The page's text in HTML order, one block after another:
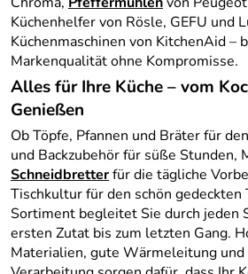
Küchenhelfer von Rösle, GEFU und
Küchenmaschinen von KitchenAid –
Markenqualität ohne Kompromisse.
Alles für Ihre Küche – vom
Genießen
Ob Töpfe, Pfannen und Bräter für
und Backzubehör für süße Stunden,
Schneidbretterfür die tägliche
Tischkultur für den schön gedeckten
Sortiment begleitet Sie durch jeden
ersten Zutat bis zum letzten Gang.
Materialien, gute Wärmeleitung